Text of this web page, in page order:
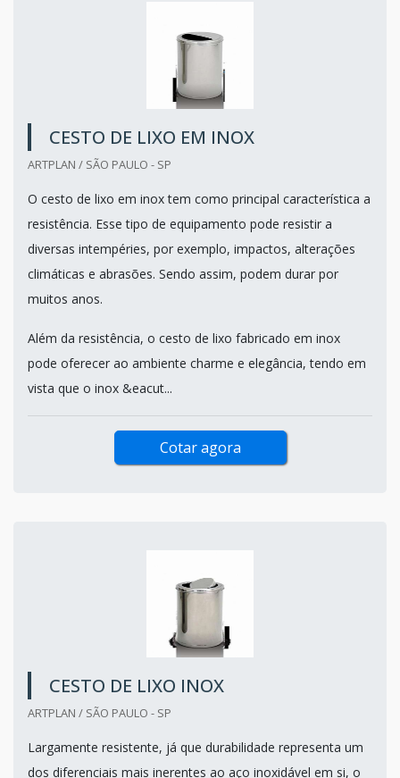
CESTO DE LIXO EM INOX
ARTPLAN / SÃO PAULO - SP
O cesto de lixo em inox tem como principal característica a
resistência. Esse tipo de equipamento pode resistir a
diversas intempéries, por exemplo, impactos, alterações
climáticas e abrasões. Sendo assim, podem durar por
muitos anos.
Além da resistência, o cesto de lixo fabricado em inox
pode oferecer ao ambiente charme e elegância, tendo em
vista que o inox &eacut...
Cotar agora
CESTO DE LIXO INOX
ARTPLAN / SÃO PAULO - SP
Largamente resistente, já que durabilidade representa um
dos diferenciais mais inerentes ao aço inoxidável em si, o